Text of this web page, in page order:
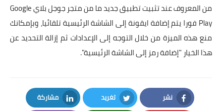
من المعروف عند تثبيت تطبيق جديد ما من متجر جوجل بلاي Google
Play فورا يتم إضافة ايقونة إلى الشاشة الرئيسية تلقائيا، وبإمكانك
منع هذه الميزة من خلال التوجه إلى الإعدادات ثم إزالة التحديد عن
هذا الخيار "إضافة رمز إلى الشاشة الرئيسية".
نشر تغريد مشاركة